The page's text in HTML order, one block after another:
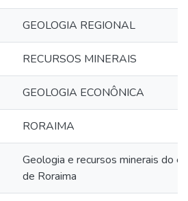
GEOLOGIA REGIONAL
RECURSOS MINERAIS
GEOLOGIA ECONÔNICA
RORAIMA
Geologia e recursos minerais do
de Roraima